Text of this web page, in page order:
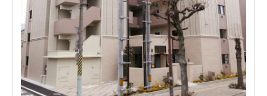
物件情報
物件名 Le Marais
総戸数 63戸